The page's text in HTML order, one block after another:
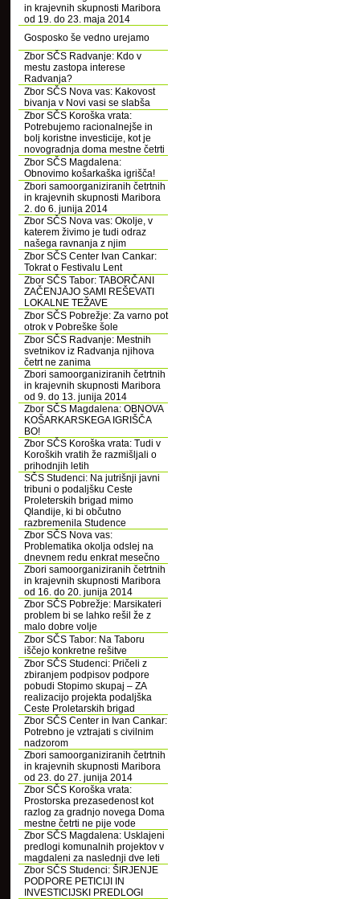
in krajevnih skupnosti Maribora
od 19. do 23. maja 2014
Gosposko še vedno urejamo
Zbor SČS Radvanje: Kdo v
mestu zastopa interese
Radvanja?
Zbor SČS Nova vas: Kakovost
bivanja v Novi vasi se slabša
Zbor SČS Koroška vrata:
Potrebujemo racionalnejše in
bolj koristne investicije, kot je
novogradnja doma mestne četrti
Zbor SČS Magdalena:
Obnovimo košarkaška igrišča!
Zbori samoorganiziranih četrtnih
in krajevnih skupnosti Maribora
2. do 6. junija 2014
Zbor SČS Nova vas: Okolje, v
katerem živimo je tudi odraz
našega ravnanja z njim
Zbor SČS Center Ivan Cankar:
Tokrat o Festivalu Lent
Zbor SČS Tabor: TABORČANI
ZAČENJAJO SAMI REŠEVATI
LOKALNE TEŽAVE
Zbor SČS Pobrežje: Za varno pot
otrok v Pobreške šole
Zbor SČS Radvanje: Mestnih
svetnikov iz Radvanja njihova
četrt ne zanima
Zbori samoorganiziranih četrtnih
in krajevnih skupnosti Maribora
od 9. do 13. junija 2014
Zbor SČS Magdalena: OBNOVA
KOŠARKARSKEGA IGRIŠČA
BO!
Zbor SČS Koroška vrata: Tudi v
Koroških vratih že razmišljali o
prihodnjih letih
SČS Studenci: Na jutrišnji javni
tribuni o podaljšku Ceste
Proleterskih brigad mimo
Qlandije, ki bi občutno
razbremenila Studence
Zbor SČS Nova vas:
Problematika okolja odslej na
dnevnem redu enkrat mesečno
Zbori samoorganiziranih četrtnih
in krajevnih skupnosti Maribora
od 16. do 20. junija 2014
Zbor SČS Pobrežje: Marsikateri
problem bi se lahko rešil že z
malo dobre volje
Zbor SČS Tabor: Na Taboru
iščejo konkretne rešitve
Zbor SČS Studenci: Pričeli z
zbiranjem podpisov podpore
pobudi Stopimo skupaj – ZA
realizacijo projekta podaljška
Ceste Proletarskih brigad
Zbor SČS Center in Ivan Cankar:
Potrebno je vztrajati s civilnim
nadzorom
Zbori samoorganiziranih četrtnih
in krajevnih skupnosti Maribora
od 23. do 27. junija 2014
Zbor SČS Koroška vrata:
Prostorska prezasedenost kot
razlog za gradnjo novega Doma
mestne četrti ne pije vode
Zbor SČS Magdalena: Usklajeni
predlogi komunalnih projektov v
magdaleni za naslednji dve leti
Zbor SČS Studenci: ŠIRJENJE
PODPORE PETICIJI IN
INVESTICIJSKI PREDLOGI